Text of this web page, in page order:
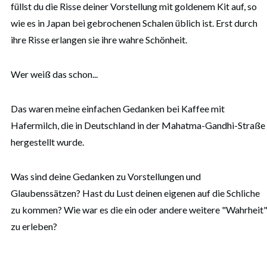
füllst du die Risse deiner Vorstellung mit goldenem Kit auf, so
wie es in Japan bei gebrochenen Schalen üblich ist. Erst durch
ihre Risse erlangen sie ihre wahre Schönheit.
Wer weiß das schon...
Das waren meine einfachen Gedanken bei Kaffee mit
Hafermilch, die in Deutschland in der Mahatma-Gandhi-Straße
hergestellt wurde.
Was sind deine Gedanken zu Vorstellungen und
Glaubenssätzen? Hast du Lust deinen eigenen auf die Schliche
zu kommen? Wie war es die ein oder andere weitere "Wahrheit"
zu erleben?